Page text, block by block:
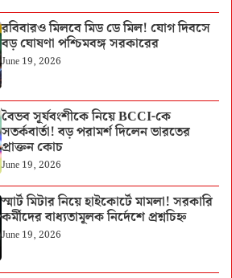
রবিবারও মিলবে মিড ডে মিল! যোগ দিবসে
বড় ঘোষণা পশ্চিমবঙ্গ সরকারের
June 19, 2026
বৈভব সূর্যবংশীকে নিয়ে BCCI-কে
সতর্কবার্তা! বড় পরামর্শ দিলেন ভারতের
প্রাক্তন কোচ
June 19, 2026
স্মার্ট মিটার নিয়ে হাইকোর্টে মামলা! সরকারি
কর্মীদের বাধ্যতামূলক নির্দেশে প্রশ্নচিহ্ন
June 19, 2026